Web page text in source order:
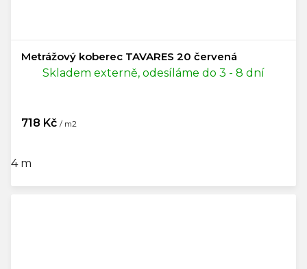
Metrážový koberec TAVARES 20 červená
Skladem externě, odesíláme do 3 - 8 dní
718 Kč / m2
4 m